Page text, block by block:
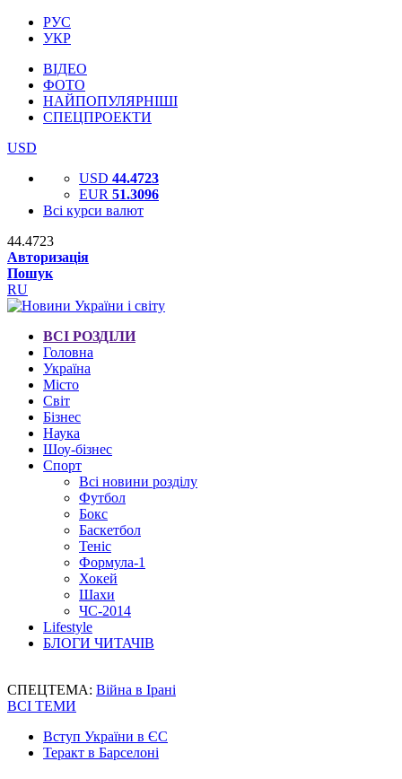
РУС
УКР
ВІДЕО
ФОТО
НАЙПОПУЛЯРНІШІ
СПЕЦПРОЕКТИ
USD
USD 44.4723
EUR 51.3096
Всі курси валют
44.4723
Авторизація
Пошук
RU
ВСІ РОЗДІЛИ
Головна
Україна
Місто
Світ
Бізнес
Наука
Шоу-бізнес
Спорт
Всі новини розділу
Футбол
Бокс
Баскетбол
Теніс
Формула-1
Хокей
Шахи
ЧС-2014
Lifestyle
БЛОГИ ЧИТАЧІВ
СПЕЦТЕМА: Війна в Ірані
ВСІ ТЕМИ
Вступ України в ЄС
Теракт в Барселоні